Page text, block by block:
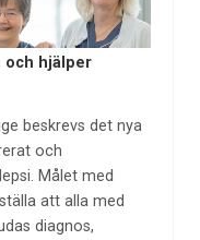
och hjälper
beskrevs det nya
och
Målet med
att alla med
diagnos,